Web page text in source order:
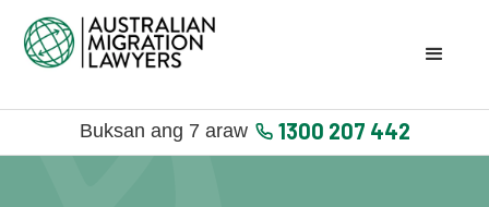
Buksan ang 7 araw 1300 207 442